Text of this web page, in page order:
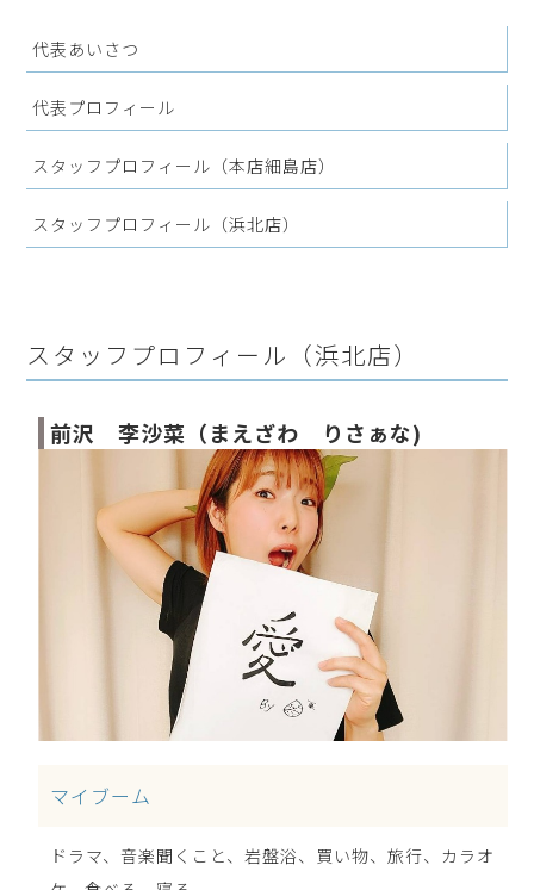
代表あいさつ
代表プロフィール
スタッフプロフィール（本店細島店）
スタッフプロフィール（浜北店）
スタッフプロフィール（浜北店）
前沢 李沙菜（まえざわ りさぁな)
マイブーム
ドラマ、音楽聞くこと、岩盤浴、買い物、旅行、カラオ